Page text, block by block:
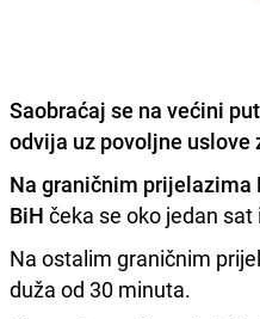
Saobraćaj se na većini
odvija uz povoljne uslove
Na graničnim prijelazima
BiH čeka se oko jedan
Na ostalim graničnim
duža od 30 minuta.